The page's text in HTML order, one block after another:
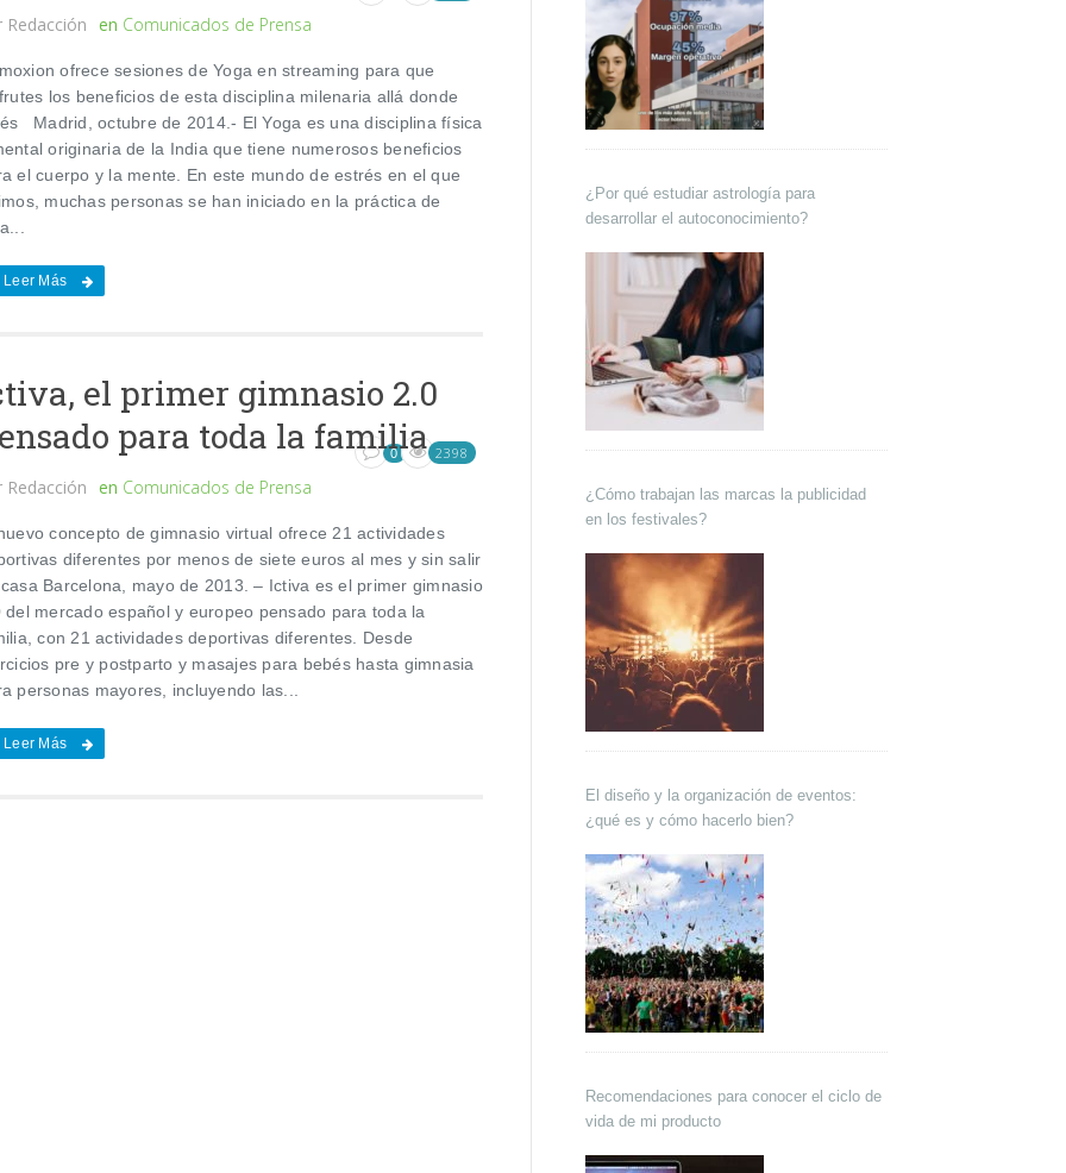
Redacción en Comunicados de Prensa
ofrece sesiones de Yoga en streaming para que
los beneficios de esta disciplina milenaria allá donde
Madrid, octubre de 2014.- El Yoga es una disciplina física
originaria de la India que tiene numerosos beneficios
el cuerpo y la mente. En este mundo de estrés en el que
muchas personas se han iniciado en la práctica de
Leer Más
el primer gimnasio 2.0
para toda la familia
Redacción en Comunicados de Prensa
0 2398
concepto de gimnasio virtual ofrece 21 actividades
diferentes por menos de siete euros al mes y sin salir
Barcelona, mayo de 2013. – Ictiva es el primer gimnasio
del mercado español y europeo pensado para toda la
con 21 actividades deportivas diferentes. Desde
pre y postparto y masajes para bebés hasta gimnasia
personas mayores, incluyendo las...
Leer Más
¿Por qué estudiar astrología para
desarrollar el autoconocimiento?
¿Cómo trabajan las marcas la publicidad
en los festivales?
El diseño y la organización de eventos:
¿qué es y cómo hacerlo bien?
Recomendaciones para conocer el ciclo de
vida de mi producto